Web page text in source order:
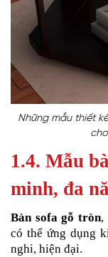
Những mẫu thiết
1.4. Mẫu
minh, đa
Bàn sofa gỗ tròn,
có thể ứng dụng
nghi, hiện đại.